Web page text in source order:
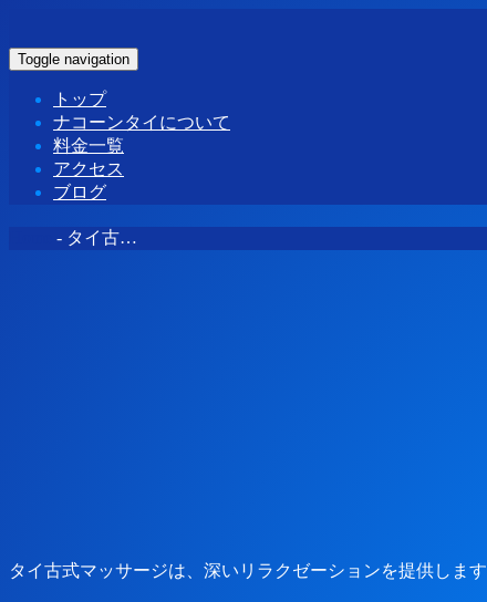
Toggle navigation
トップ
ナコーンタイについて
料金一覧
アクセス
ブログ
- タイ古…
タイ古式マッサージは、深いリラクゼーションを提供します